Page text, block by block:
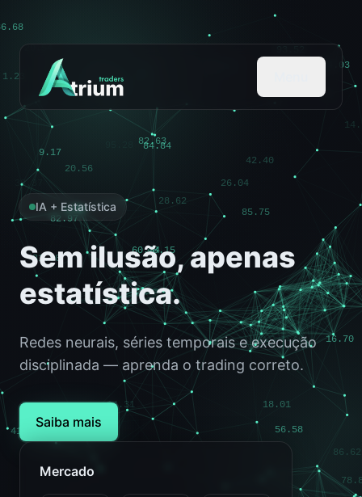
IA + Estatística
Sem ilusão,apenas
estatística.
Redes neurais, séries temporais e execução
disciplinada — aprenda o trading correto.
Saiba mais
Mercado